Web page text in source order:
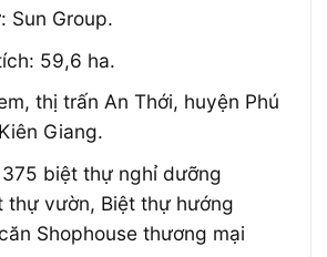
Sun Group.
59,6 ha.
thị trấn An Thới, huyện Phú
Giang.
375 biệt thự nghỉ dưỡng
thự vườn, Biệt thự hướng
Shophouse thương mại